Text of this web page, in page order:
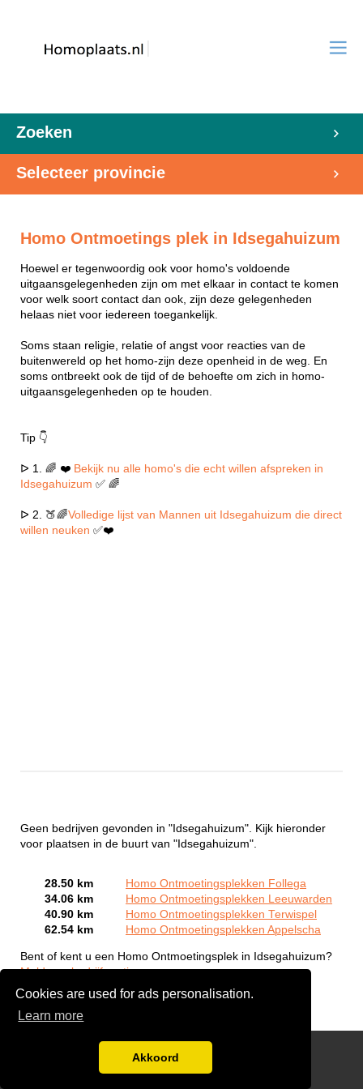
Cookies are used for ads personalisation.
Learn more
Akkoord
Zoeken
Selecteer provincie
Homo Ontmoetings plek in Idsegahuizum
Hoewel er tegenwoordig ook voor homo's voldoende
uitgaansgelegenheden zijn om met elkaar in contact te komen
voor welk soort contact dan ook, zijn deze gelegenheden
helaas niet voor iedereen toegankelijk.
Soms staan religie, relatie of angst voor reacties van de
buitenwereld op het homo-zijn deze openheid in de weg. En
soms ontbreekt ook de tijd of de behoefte om zich in homo-
uitgaansgelegenheden op te houden.
Tip 👇
ᐅ 1. 🌈 ❤️ Bekijk nu alle homo's die echt willen afspreken in
Idsegahuizum ✅ 🌈
ᐅ 2. 🍑🌈Volledige lijst van Mannen uit Idsegahuizum die direct
willen neuken ✅❤️
Geen bedrijven gevonden in "Idsegahuizum". Kijk hieronder
voor plaatsen in de buurt van "Idsegahuizum".
28.50 km
Homo Ontmoetingsplekken Follega
34.06 km
Homo Ontmoetingsplekken Leeuwarden
40.90 km
Homo Ontmoetingsplekken Terwispel
62.54 km
Homo Ontmoetingsplekken Appelscha
Bent of kent u een Homo Ontmoetingsplek in Idsegahuizum?
Meld een bedrijf gratis aan